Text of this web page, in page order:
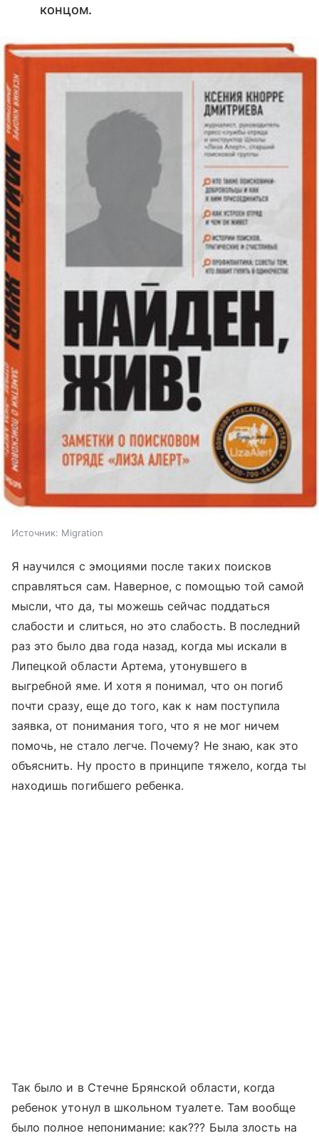
концом.
Источник: Migration
Я научился с эмоциями после таких поисков
справляться сам. Наверное, с помощью той самой
мысли, что да, ты можешь сейчас поддаться
слабости и слиться, но это слабость. В последний
раз это было два года назад, когда мы искали в
Липецкой области Артема, утонувшего в
выгребной яме. И хотя я понимал, что он погиб
почти сразу, еще до того, как к нам поступила
заявка, от понимания того, что я не мог ничем
помочь, не стало легче. Почему? Не знаю, как это
объяснить. Ну просто в принципе тяжело, когда ты
находишь погибшего ребенка.
Так было и в Стечне Брянской области, когда
ребенок утонул в школьном туалете. Там вообще
было полное непонимание: как??? Была злость на